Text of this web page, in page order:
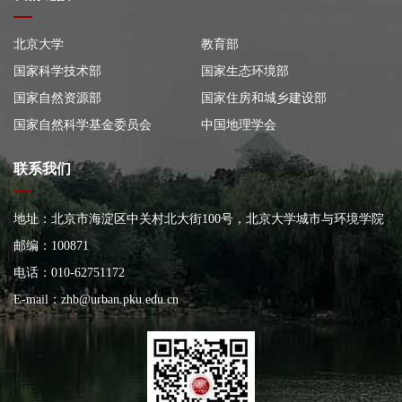
北京大学
教育部
国家科学技术部
国家生态环境部
国家自然资源部
国家住房和城乡建设部
国家自然科学基金委员会
中国地理学会
联系我们
地址：北京市海淀区中关村北大街100号，北京大学城市与环境学院
大楼
邮编：100871
电话：010-62751172
E-mail：zhb@urban.pku.edu.cn